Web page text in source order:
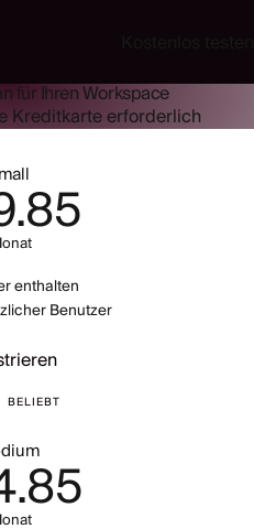
für Ihren Workspace
Kreditkarte erforderlich
enthalten
Benutzer
BELIEBT